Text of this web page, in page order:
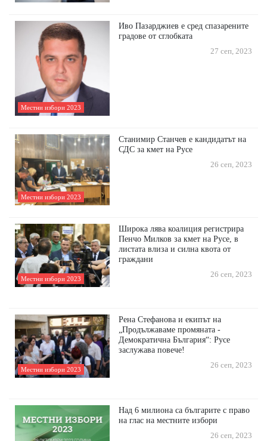
Местни избори 2023
Иво Пазарджиев е сред спазарените
градове от сглобката
27 сеп, 2023
Местни избори 2023
Станимир Станчев е кандидатът на
СДС за кмет на Русе
26 сеп, 2023
Местни избори 2023
Широка лява коалиция регистрира
Пенчо Милков за кмет на Русе, в
листата влиза и силна квота от
граждани
26 сеп, 2023
Местни избори 2023
Рена Стефанова и екипът на
„Продължаваме промяната -
Демократична България“: Русе
заслужава повече!
26 сеп, 2023
Над 6 милиона са българите с право
на глас на местните избори
26 сеп, 2023